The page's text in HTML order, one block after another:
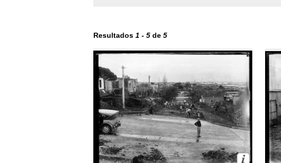
Resultados 1 - 5 de 5